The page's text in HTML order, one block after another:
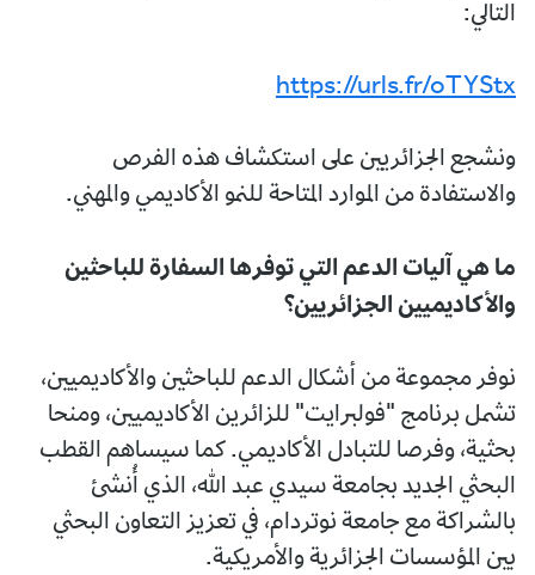
التالي:
https://urls.fr/oTYStx
ونشجع الجزائريين على استكشاف هذه الفرص
والاستفادة من الموارد المتاحة للنمو الأكاديمي والمهني.
ما هي آليات الدعم التي توفرها السفارة للباحثين
والأكاديميين الجزائريين؟
نوفر مجموعة من أشكال الدعم للباحثين والأكاديميين،
تشمل برنامج "فولبرايت" للزائرين الأكاديميين، ومنحا
بحثية، وفرصا للتبادل الأكاديمي. كما سيساهم القطب
البحثي الجديد بجامعة سيدي عبد الله، الذي أُنشئ
بالشراكة مع جامعة نوتردام، في تعزيز التعاون البحثي
بين المؤسسات الجزائرية والأمريكية.